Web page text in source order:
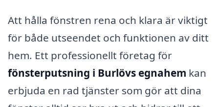
Att hålla fönstren rena och klara är viktigt
för både utseendet och funktionen av ditt
hem. Ett professionellt företag för
fönsterputsning i Burlövs egnahem kan
erbjuda en rad tjänster som gör att dina